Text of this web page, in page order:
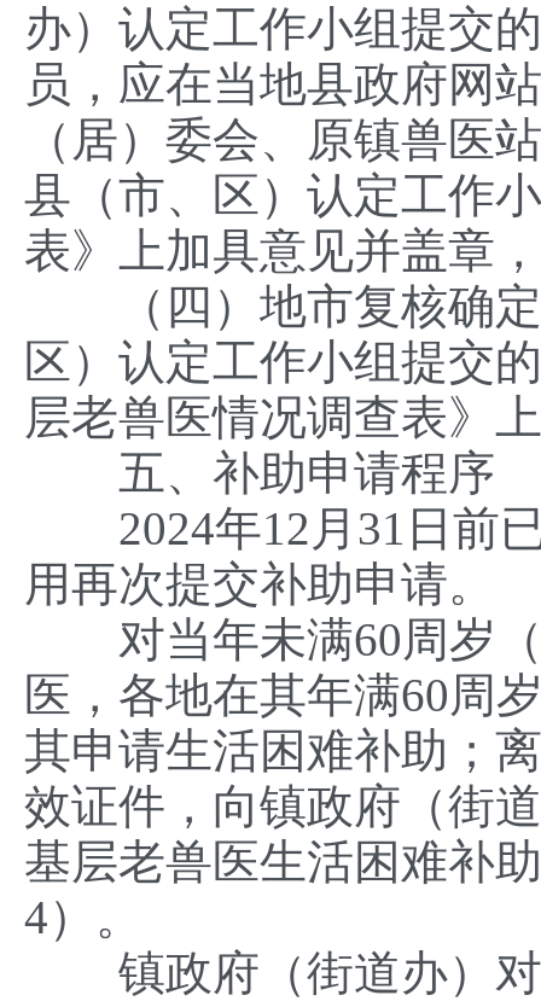
办）认定工作小组提交
员，应在当地县政府网
（居）委会、原镇兽医
县（市、区）认定工作
表》上加具意见并盖章
（四）地市复核确定
区）认定工作小组提交
层老兽医情况调查表》
五、补助申请程序
2024年12月31日前已
用再次提交补助申请。
对当年未满60周岁（
医，各地在其年满60周
其申请生活困难补助；
效证件，向镇政府（街
基层老兽医生活困难补
4）。
镇政府（街道办）对